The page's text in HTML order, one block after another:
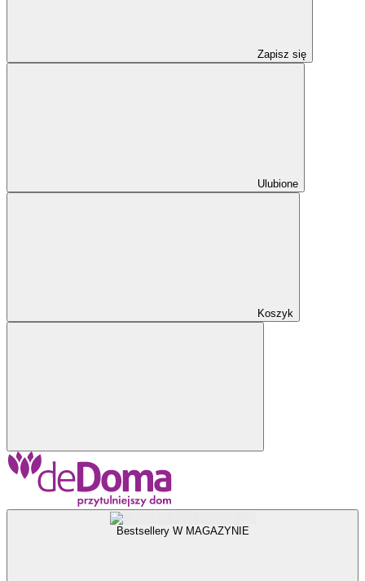
Zapisz się
Ulubione
Koszyk
Bestsellery W MAGAZYNIE